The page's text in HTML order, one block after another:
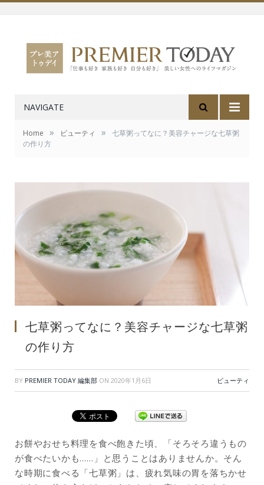
NAVIGATE
Home » ビューティ »
七草粥ってなに？美容チャージな七草粥
の作り方
七草粥ってなに？美容チャージな七草粥
の作り方
BY PREMIER TODAY 編集部 ON 2020年1月6日 ビューティ
お餅やおせち料理を食べ飽きた頃、「そろそろ違うもの
が食べたいかも……」と思うことはありませんか。そん
な時期に食べる「七草粥」は、疲れ気味の胃を落ちかせ